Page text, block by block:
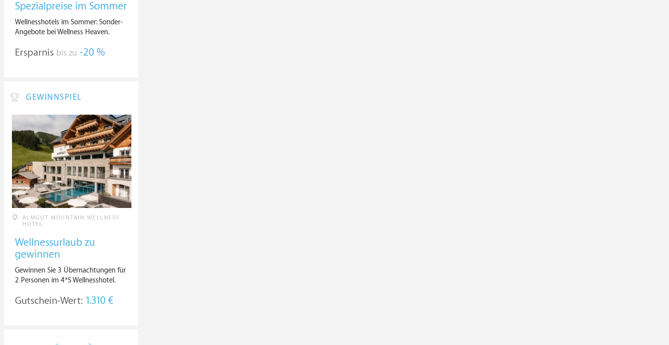
Spezialpreise im Sommer
Wellnesshotels im Sommer: Sonder-
Angebote bei Wellness Heaven.
Ersparnis bis zu -20 %
GEWINNSPIEL
ALMGUT MOUNTAIN WELLNESS
HOTEL
Wellnessurlaub zu
gewinnen
Gewinnen Sie 3 Übernachtungen für
2 Personen im 4*S Wellnesshotel.
Gutschein-Wert: 1.310 €